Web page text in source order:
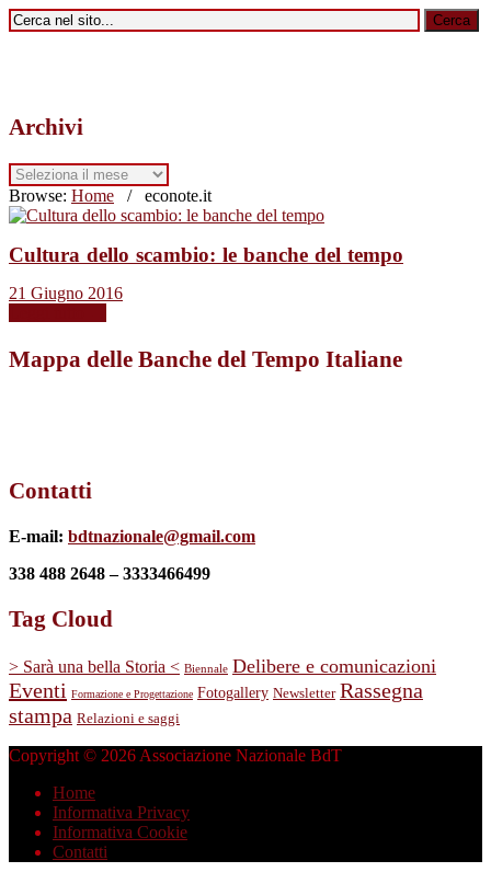
Archivi
Archivi
Browse: Home / econote.it
Cultura dello scambio: le banche del tempo
21 Giugno 2016
Mappa delle Banche del Tempo Italiane
Contatti
E-mail: bdtnazionale@gmail.com
338 488 2648 – 3333466499
Tag Cloud
> Sarà una bella Storia < Biennale Delibere e comunicazioni
Eventi Formazione e Progettazione Fotogallery Newsletter Rassegna
stampa Relazioni e saggi
Copyright © 2026 Associazione Nazionale BdT
Home
Informativa Privacy
Informativa Cookie
Contatti